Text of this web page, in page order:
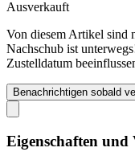
Ausverkauft
Von diesem Artikel sind
Nachschub ist
Zustelldatum
Benachrichtigen sobald
Eigenschaften und